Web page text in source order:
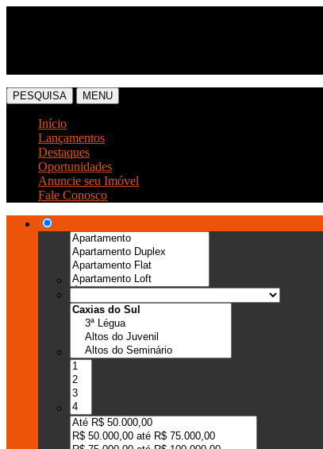
PESQUISA MENU
Início
Lançamentos
Destaques
Oportunidades
Anuncie seu Imóvel
Fale Conosco